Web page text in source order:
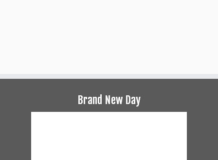
Brand New Day